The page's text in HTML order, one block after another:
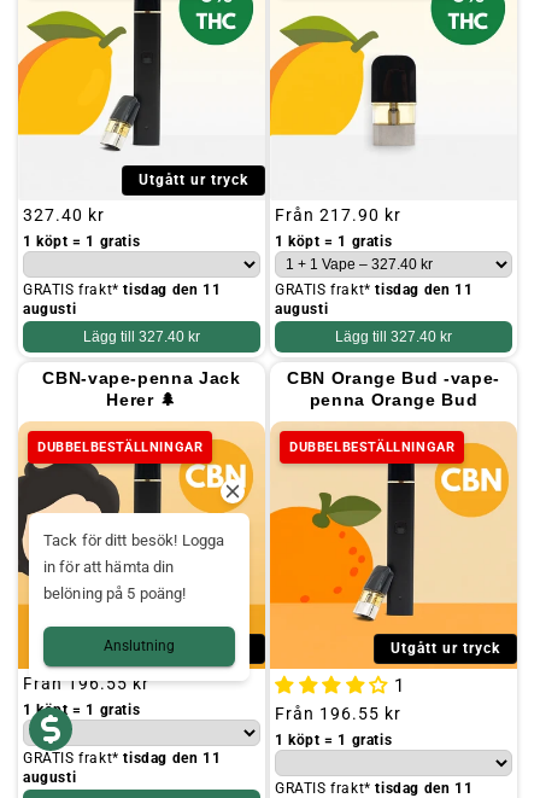
Utgått ur tryck
Ordinarie
pris
327.40 kr
1 köpt = 1 gratis
GRATIS frakt*tisdag den 11
augusti
Lägg till 327.40 kr
Ordinarie
pris
Från 217.90 kr
1 köpt = 1 gratis
GRATIS frakt*tisdag den 11
augusti
Lägg till 327.40 kr
CBN-vape-penna Jack
Herer 🌲
DUBBELBESTÄLLNINGAR
Utgått ur tryck
Ordinarie
pris
Från196.55 kr
1 köpt = 1 gratis
GRATIS frakt*tisdag den 11
augusti
CBN Orange Bud -vape-
penna Orange Bud
DUBBELBESTÄLLNINGAR
Utgått ur tryck
1
Ordinarie
pris
Från 196.55 kr
1 köpt = 1 gratis
GRATIS frakt*tisdag den 11
Tack för ditt besök! Logga
in för att hämta din
belöning på 5 poäng!
Anslutning